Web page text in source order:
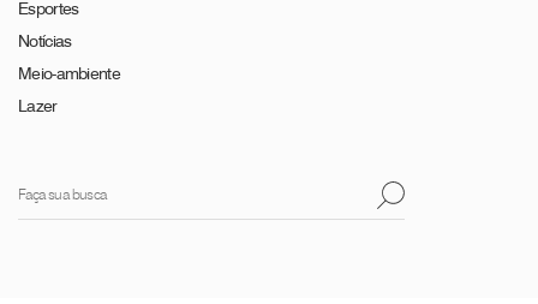
Esportes
Notícias
Meio-ambiente
Lazer